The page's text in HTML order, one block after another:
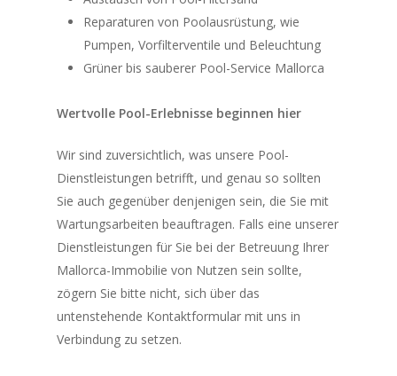
Reparaturen von Poolausrüstung, wie
Pumpen, Vorfilterventile und Beleuchtung
Grüner bis sauberer Pool-Service Mallorca
Wertvolle Pool-Erlebnisse beginnen hier
Wir sind zuversichtlich, was unsere Pool-
Dienstleistungen betrifft, und genau so sollten
Sie auch gegenüber denjenigen sein, die Sie mit
Wartungsarbeiten beauftragen. Falls eine unserer
Dienstleistungen für Sie bei der Betreuung Ihrer
Mallorca-Immobilie von Nutzen sein sollte,
zögern Sie bitte nicht, sich über das
untenstehende Kontaktformular mit uns in
Verbindung zu setzen.